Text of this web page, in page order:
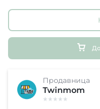
Продавница
Twinmom